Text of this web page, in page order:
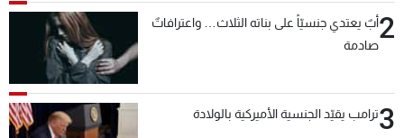
2أبٌ يعتدي جنسيّاً على بناته الثلاث… واعترافاتٌ
صادمة
3ترامب يقيّد الجنسية الأميركية بالولادة